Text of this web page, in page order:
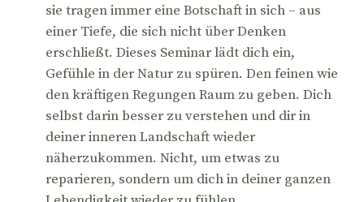
sie tragen immer eine Botschaft in sich – aus
einer Tiefe, die sich nicht über Denken
erschließt. Dieses Seminar lädt dich ein,
Gefühle in der Natur zu spüren. Den feinen wie
den kräftigen Regungen Raum zu geben. Dich
selbst darin besser zu verstehen und dir in
deiner inneren Landschaft wieder
näherzukommen. Nicht, um etwas zu
reparieren, sondern um dich in deiner ganzen